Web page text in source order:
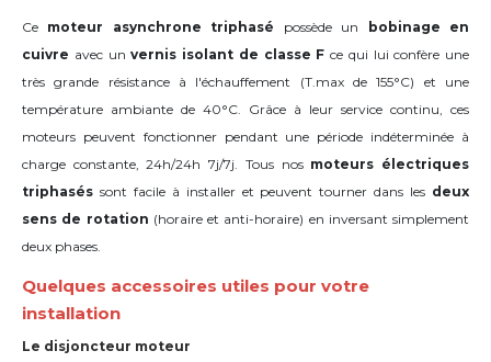
Ce moteur asynchrone triphasé possède un
bobinage en
cuivre avec unvernis isolant de classe F ce qui lui confère une
très grande résistance à l'échauffement (T.max de 155°C) et une
température ambiante de 40°C. Grâce à leur service continu, ces
moteurs peuvent fonctionner pendant une période indéterminée à
charge constante, 24h/24h 7j/7j. Tous nos moteurs électriques
triphasés sont facile à installer et peuvent tourner dans les deux
sens de rotation (horaire et anti-horaire) en inversant simplement
deux phases.
Quelques accessoires utiles pour votre
installation
Le disjoncteur moteur